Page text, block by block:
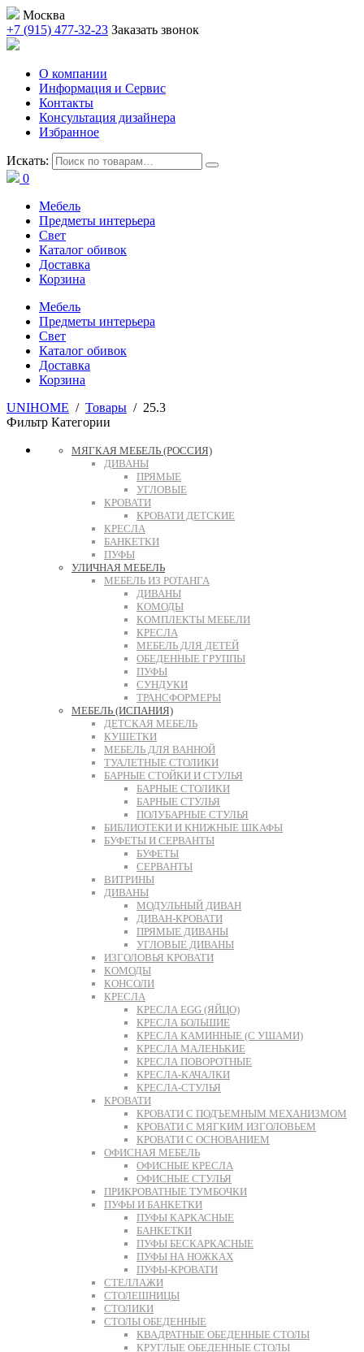
Москва
+7 (915) 477-32-23 Заказать звонок
О компании
Информация и Сервис
Контакты
Консультация дизайнера
Избранное
Искать:
0
Мебель
Предметы интерьера
Свет
Каталог обивок
Доставка
Корзина
Мебель
Предметы интерьера
Свет
Каталог обивок
Доставка
Корзина
UNIHOME / Товары / 25.3
Фильтр Категории
МЯГКАЯ МЕБЕЛЬ (РОССИЯ)
ДИВАНЫ
ПРЯМЫЕ
УГЛОВЫЕ
КРОВАТИ
КРОВАТИ ДЕТСКИЕ
КРЕСЛА
БАНКЕТКИ
ПУФЫ
УЛИЧНАЯ МЕБЕЛЬ
МЕБЕЛЬ ИЗ РОТАНГА
ДИВАНЫ
КОМОДЫ
КОМПЛЕКТЫ МЕБЕЛИ
КРЕСЛА
МЕБЕЛЬ ДЛЯ ДЕТЕЙ
ОБЕДЕННЫЕ ГРУППЫ
ПУФЫ
СУНДУКИ
ТРАНСФОРМЕРЫ
МЕБЕЛЬ (ИСПАНИЯ)
ДЕТСКАЯ МЕБЕЛЬ
КУШЕТКИ
МЕБЕЛЬ ДЛЯ ВАННОЙ
ТУАЛЕТНЫЕ СТОЛИКИ
БАРНЫЕ СТОЙКИ И СТУЛЬЯ
БАРНЫЕ СТОЛИКИ
БАРНЫЕ СТУЛЬЯ
ПОЛУБАРНЫЕ СТУЛЬЯ
БИБЛИОТЕКИ И КНИЖНЫЕ ШКАФЫ
БУФЕТЫ И СЕРВАНТЫ
БУФЕТЫ
СЕРВАНТЫ
ВИТРИНЫ
ДИВАНЫ
МОДУЛЬНЫЙ ДИВАН
ДИВАН-КРОВАТИ
ПРЯМЫЕ ДИВАНЫ
УГЛОВЫЕ ДИВАНЫ
ИЗГОЛОВЬЯ КРОВАТИ
КОМОДЫ
КОНСОЛИ
КРЕСЛА
КРЕСЛА EGG (ЯЙЦО)
КРЕСЛА БОЛЬШИЕ
КРЕСЛА КАМИННЫЕ (С УШАМИ)
КРЕСЛА МАЛЕНЬКИЕ
КРЕСЛА ПОВОРОТНЫЕ
КРЕСЛА-КАЧАЛКИ
КРЕСЛА-СТУЛЬЯ
КРОВАТИ
КРОВАТИ С ПОДЪЕМНЫМ МЕХАНИЗМОМ
КРОВАТИ С МЯГКИМ ИЗГОЛОВЬЕМ
КРОВАТИ С ОСНОВАНИЕМ
ОФИСНАЯ МЕБЕЛЬ
ОФИСНЫЕ КРЕСЛА
ОФИСНЫЕ СТУЛЬЯ
ПРИКРОВАТНЫЕ ТУМБОЧКИ
ПУФЫ И БАНКЕТКИ
ПУФЫ КАРКАСНЫЕ
БАНКЕТКИ
ПУФЫ БЕСКАРКАСНЫЕ
ПУФЫ НА НОЖКАХ
ПУФЫ-КРОВАТИ
СТЕЛЛАЖИ
СТОЛЕШНИЦЫ
СТОЛИКИ
СТОЛЫ ОБЕДЕННЫЕ
КВАДРАТНЫЕ ОБЕДЕННЫЕ СТОЛЫ
КРУГЛЫЕ ОБЕДЕННЫЕ СТОЛЫ